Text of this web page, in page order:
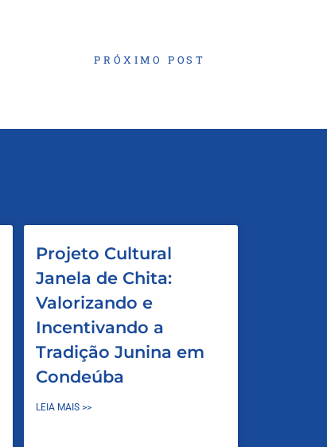
PRÓXIMO POST
Projeto Cultural
Janela de Chita:
Valorizando e
Incentivando a
Tradição Junina em
Condeúba
LEIA MAIS >>